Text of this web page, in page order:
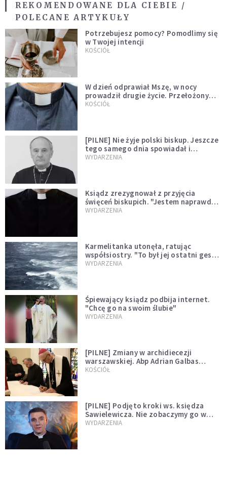
REKOMENDOWANE DLA CIEBIE /
POLECANE ARTYKUŁY
Potrzebujesz pomocy? Pomodlimy się
w Twojej intencji
KOŚCIÓŁ
W dzień odprawiał Mszę, w nocy
prowadził drugie życie. Przełożony
kazał mu opuścić zakon
KOŚCIÓŁ
[PILNE] Nie żyje polski biskup. Jeszcze
tego samego dnia spowiadał i
sprawował Mszę świętą
WYDARZENIA
Ksiądz zrezygnował z przyjęcia
święceń biskupich. "Jestem naprawdę
niegodny"
WYDARZENIA
Karmelitanka utonęła, ratując
współsiostry. "To był jej ostatni gest
miłości"
WYDARZENIA
Śpiewający ksiądz podbija internet.
"Chcę go na swoim ślubie"
WYDARZENIA
[PILNE] Zmiany w archidiecezji
warszawskiej. Abp Adrian Galbas
wręczył dekrety nowym proboszczom
KOŚCIÓŁ
[PILNE] Podjęto kroki ws. księdza
Sawielewicza. Nie zobaczymy go w
mediach
WYDARZENIA